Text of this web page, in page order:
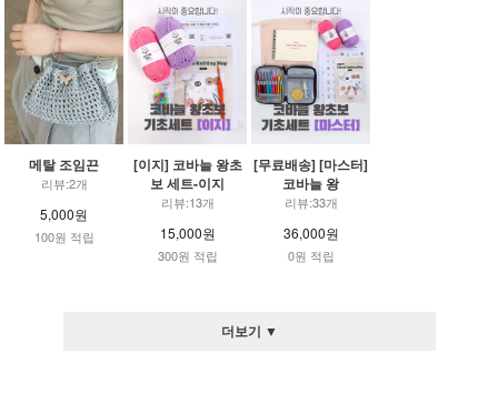
메탈 조임끈
리뷰:2개
5,000원
100원 적립
[이지] 코바늘 왕초
보 세트-이지
리뷰:13개
15,000원
300원 적립
[무료배송] [마스터]
코바늘 왕
리뷰:33개
36,000원
0원 적립
더보기 ▼